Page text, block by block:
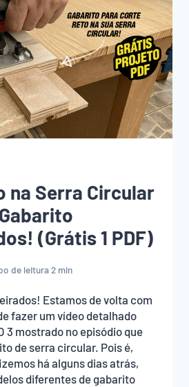
na Serra Circular
(Grátis 1 PDF)
de leitura2 min
Estamos de volta com
fazer um vídeo detalhado
3 mostrado no episódio que
de serra circular. Pois é,
há alguns dias atrás,
diferentes de gabarito